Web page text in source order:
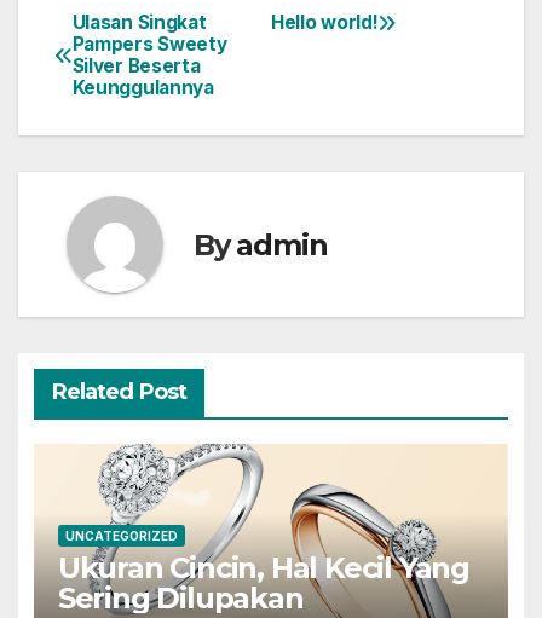
Post
navigation
Hello world!
Ulasan Singkat
Pampers Sweety
Silver Beserta
Keunggulannya
Byadmin
Related Post
UNCATEGORIZED
Ukuran Cincin, Hal Kecil Yang
Sering Dilupakan